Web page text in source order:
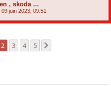
, skoda ...
09 juin 2023, 09:51
2 3 4 5